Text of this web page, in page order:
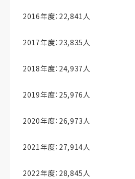
2016年度：22,841人
2017年度：23,835人
2018年度：24,937人
2019年度：25,976人
2020年度：26,973人
2021年度：27,914人
2022年度：28,845人